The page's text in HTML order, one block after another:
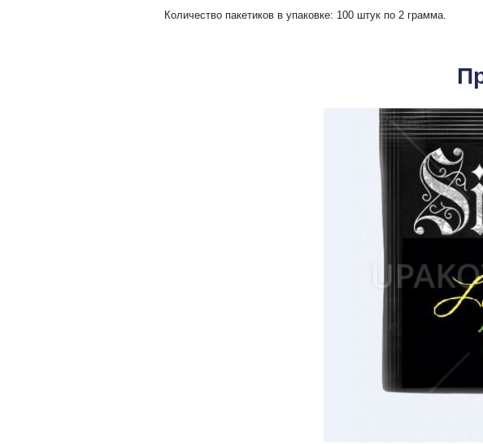
Количество пакетиков в упаковке: 100 штук по 2 грамма.